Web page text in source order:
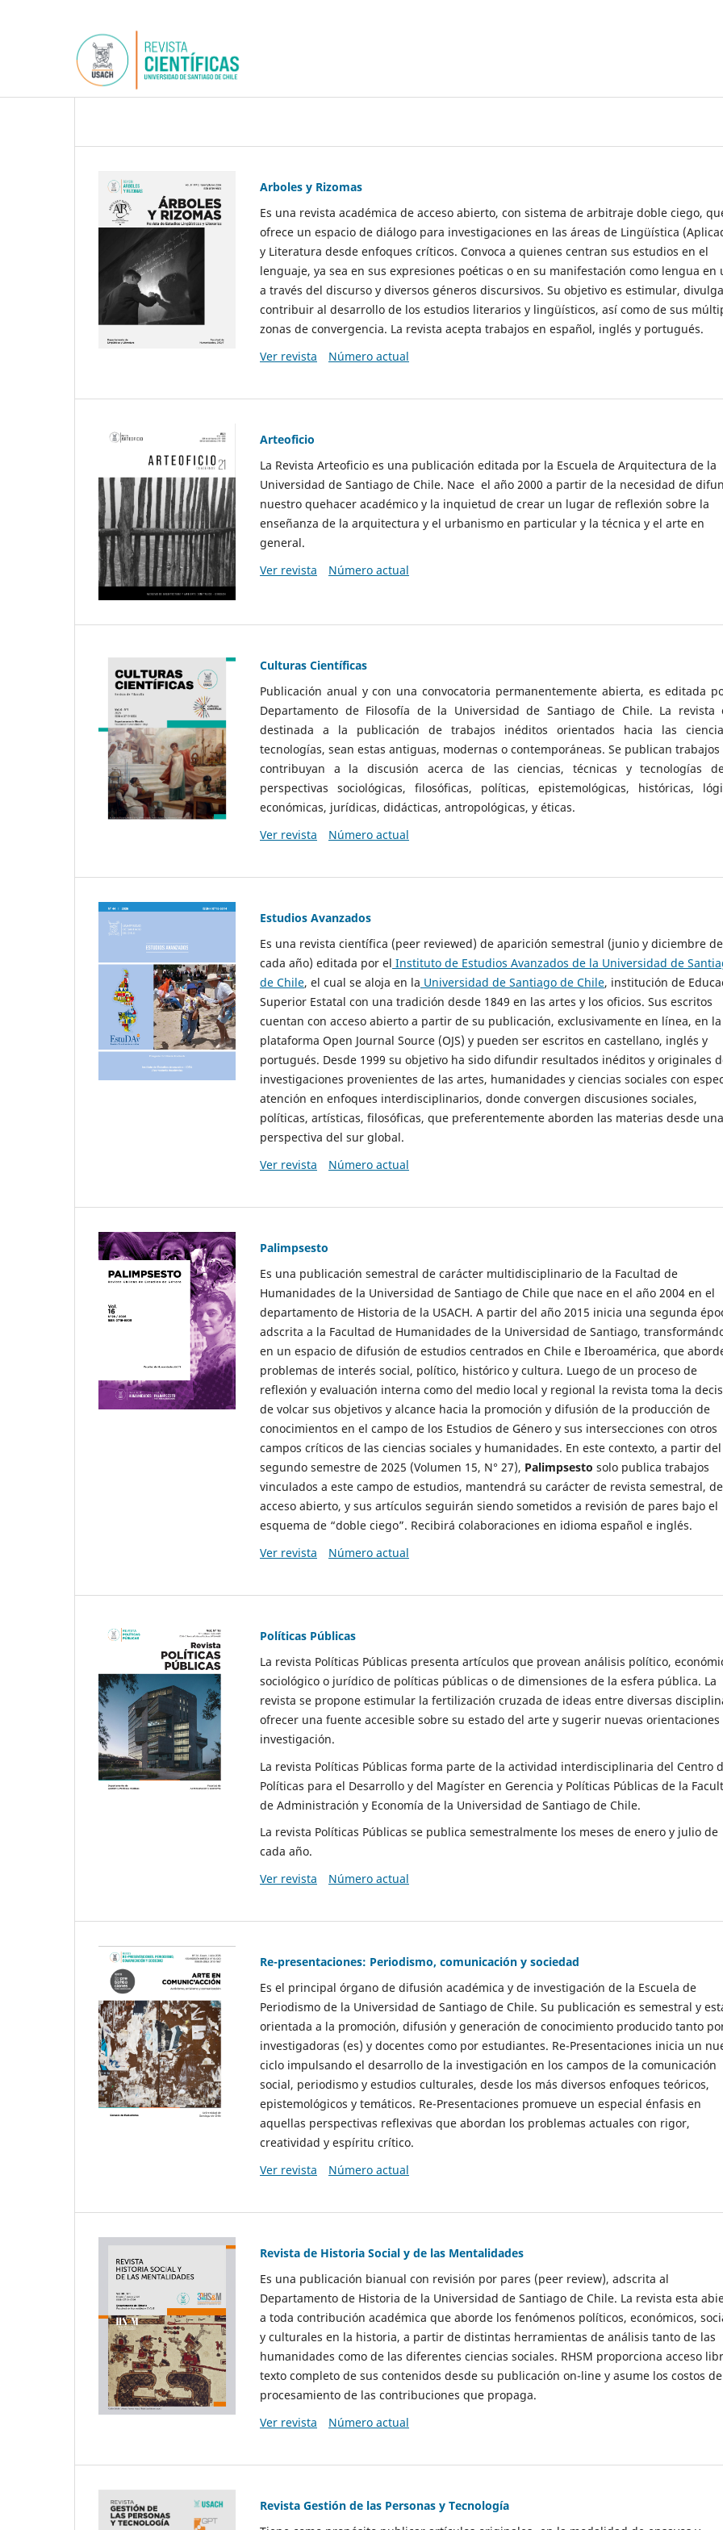
Arboles y Rizomas
Es una revista académica de acceso abierto, con sistema de arbitraje doble ciego,
ofrece un espacio de diálogo para investigaciones en las áreas de Lingüística
y Literatura desde enfoques críticos. Convoca a quienes centran sus estudios en el
lenguaje, ya sea en sus expresiones poéticas o en su manifestación como lengua en
a través del discurso y diversos géneros discursivos. Su objetivo es estimular,
contribuir al desarrollo de los estudios literarios y lingüísticos, así como de sus
zonas de convergencia. La revista acepta trabajos en español, inglés y portugués.
Ver revista
Número actual
Arteoficio
La Revista Arteoficio es una publicación editada por la Escuela de Arquitectura de la
Universidad de Santiago de Chile. Nace el año 2000 a partir de la necesidad de
nuestro quehacer académico y la inquietud de crear un lugar de reflexión sobre la
enseñanza de la arquitectura y el urbanismo en particular y la técnica y el arte en
general.
Ver revista
Número actual
Culturas Científicas
Publicación anual y con una convocatoria permanentemente abierta, es editada
Departamento de Filosofía de la Universidad de Santiago de Chile. La revista
destinada a la publicación de trabajos inéditos orientados hacia las
tecnologías, sean estas antiguas, modernas o contemporáneas. Se publican
contribuyan a la discusión acerca de las ciencias, técnicas y tecnologías
perspectivas sociológicas, filosóficas, políticas, epistemológicas, históricas,
económicas, jurídicas, didácticas, antropológicas, y éticas.
Ver revista
Número actual
Estudios Avanzados
Es una revista científica (peer reviewed) de aparición semestral (junio y diciembre de
cada año) editada por el Instituto de Estudios Avanzados de la Universidad de
de Chile, el cual se aloja en la Universidad de Santiago de Chile, institución de
Superior Estatal con una tradición desde 1849 en las artes y los oficios. Sus escritos
cuentan con acceso abierto a partir de su publicación, exclusivamente en línea, en la
plataforma Open Journal Source (OJS) y pueden ser escritos en castellano, inglés y
portugués. Desde 1999 su objetivo ha sido difundir resultados inéditos y originales
investigaciones provenientes de las artes, humanidades y ciencias sociales con
atención en enfoques interdisciplinarios, donde convergen discusiones sociales,
políticas, artísticas, filosóficas, que preferentemente aborden las materias desde una
perspectiva del sur global.
Ver revista
Número actual
Palimpsesto
Es una publicación semestral de carácter multidisciplinario de la Facultad de
Humanidades de la Universidad de Santiago de Chile que nace en el año 2004 en el
departamento de Historia de la USACH. A partir del año 2015 inicia una segunda
adscrita a la Facultad de Humanidades de la Universidad de Santiago,
en un espacio de difusión de estudios centrados en Chile e Iberoamérica, que
problemas de interés social, político, histórico y cultura. Luego de un proceso de
reflexión y evaluación interna como del medio local y regional la revista toma la
de volcar sus objetivos y alcance hacia la promoción y difusión de la producción de
conocimientos en el campo de los Estudios de Género y sus intersecciones con otros
campos críticos de las ciencias sociales y humanidades. En este contexto, a partir del
segundo semestre de 2025 (Volumen 15, N° 27), Palimpsesto solo publica trabajos
vinculados a este campo de estudios, mantendrá su carácter de revista semestral, de
acceso abierto, y sus artículos seguirán siendo sometidos a revisión de pares bajo el
esquema de “doble ciego”. Recibirá colaboraciones en idioma español e inglés.
Ver revista
Número actual
Políticas Públicas
La revista Políticas Públicas presenta artículos que provean análisis político,
sociológico o jurídico de políticas públicas o de dimensiones de la esfera pública. La
revista se propone estimular la fertilización cruzada de ideas entre diversas
ofrecer una fuente accesible sobre su estado del arte y sugerir nuevas orientaciones
investigación.
La revista Políticas Públicas forma parte de la actividad interdisciplinaria del Centro
Políticas para el Desarrollo y del Magíster en Gerencia y Políticas Públicas de la
de Administración y Economía de la Universidad de Santiago de Chile.
La revista Políticas Públicas se publica semestralmente los meses de enero y julio de
cada año.
Ver revista
Número actual
Re-presentaciones: Periodismo, comunicación y sociedad
Es el principal órgano de difusión académica y de investigación de la Escuela de
Periodismo de la Universidad de Santiago de Chile. Su publicación es semestral y
orientada a la promoción, difusión y generación de conocimiento producido tanto
investigadoras (es) y docentes como por estudiantes. Re-Presentaciones inicia un
ciclo impulsando el desarrollo de la investigación en los campos de la comunicación
social, periodismo y estudios culturales, desde los más diversos enfoques teóricos,
epistemológicos y temáticos. Re-Presentaciones promueve un especial énfasis en
aquellas perspectivas reflexivas que abordan los problemas actuales con rigor,
creatividad y espíritu crítico.
Ver revista
Número actual
Revista de Historia Social y de las Mentalidades
Es una publicación bianual con revisión por pares (peer review), adscrita al
Departamento de Historia de la Universidad de Santiago de Chile. La revista esta
a toda contribución académica que aborde los fenómenos políticos, económicos,
y culturales en la historia, a partir de distintas herramientas de análisis tanto de las
humanidades como de las diferentes ciencias sociales. RHSM proporciona acceso
texto completo de sus contenidos desde su publicación on-line y asume los costos de
procesamiento de las contribuciones que propaga.
Ver revista
Número actual
Revista Gestión de las Personas y Tecnología